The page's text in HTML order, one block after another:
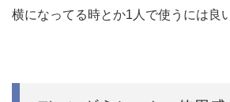
横になってる時とか1人で使うには良